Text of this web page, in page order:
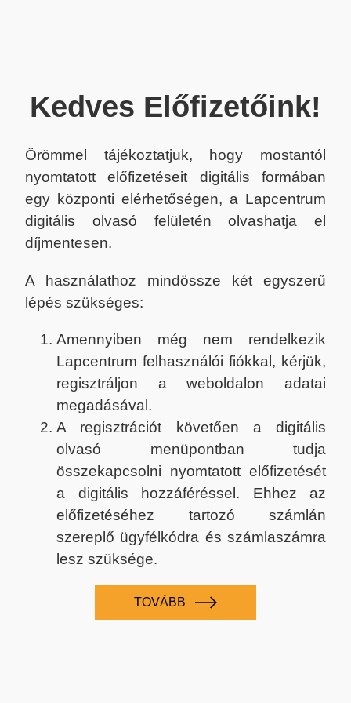
Kedves Előfizetőink!
Örömmel tájékoztatjuk, hogy mostantól
nyomtatott előfizetéseit digitális formában
egy központi elérhetőségen, a Lapcentrum
digitális olvasó felületén olvashatja el
díjmentesen.
A használathoz mindössze két egyszerű
lépés szükséges:
Amennyiben még nem rendelkezik
Lapcentrum felhasználói fiókkal, kérjük,
regisztráljon a weboldalon adatai
megadásával.
A regisztrációt követően a digitális
olvasó menüpontban tudja
összekapcsolni nyomtatott előfizetését
a digitális hozzáféréssel. Ehhez az
előfizetéséhez tartozó számlán
szereplő ügyfélkódra és számlaszámra
lesz szüksége.
TOVÁBB